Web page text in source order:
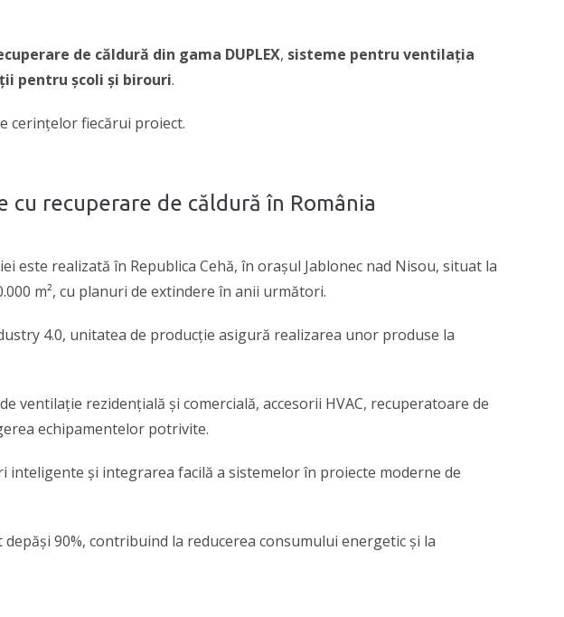
de căldură din gama DUPLEX, sisteme pentru ventilația
pentru școli și birouri.
cerințelor fiecărui proiect.
recuperare de căldură în România
realizată în Republica Cehă, în orașul Jablonec nad Nisou, situat la
m², cu planuri de extindere în anii următori.
4.0, unitatea de producție asigură realizarea unor produse la
ventilație rezidențială și comercială, accesorii HVAC, recuperatoare de
echipamentelor potrivite.
inteligente și integrarea facilă a sistemelor în proiecte moderne de
90%, contribuind la reducerea consumului energetic și la